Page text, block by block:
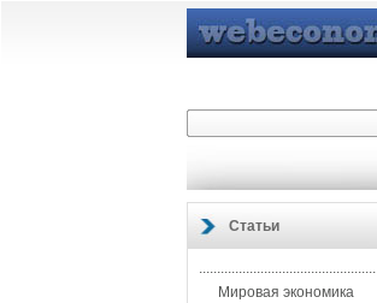
Статьи
.................................................
Мировая экономика